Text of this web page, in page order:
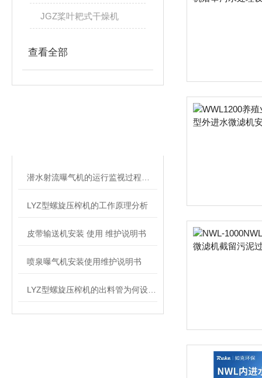
JGZ桨叶耙式干燥机
查看全部
LYZ型螺旋压榨机的工作原理分析
皮带输送机安装 使用 维护说明书
喷泉曝气机安装使用维护说明书